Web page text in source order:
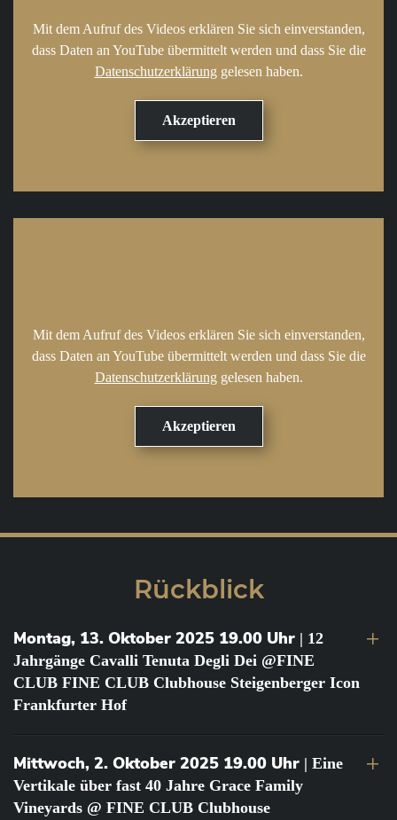
Mit dem Aufruf des Videos erklären Sie sich einverstanden,
dass Daten an YouTube übermittelt werden und dass Sie die
Datenschutzerklärung gelesen haben.
Mit dem Aufruf des Videos erklären Sie sich einverstanden,
dass Daten an YouTube übermittelt werden und dass Sie die
Datenschutzerklärung gelesen haben.
Rückblick
Montag, 13. Oktober 2025 19.00 Uhr | 12
Jahrgänge Cavalli Tenuta Degli Dei @FINE
CLUB FINE CLUB Clubhouse Steigenberger Icon
Frankfurter Hof
Mittwoch, 2. Oktober 2025 19.00 Uhr | Eine
Vertikale über fast 40 Jahre Grace Family
Vineyards @ FINE CLUB Clubhouse